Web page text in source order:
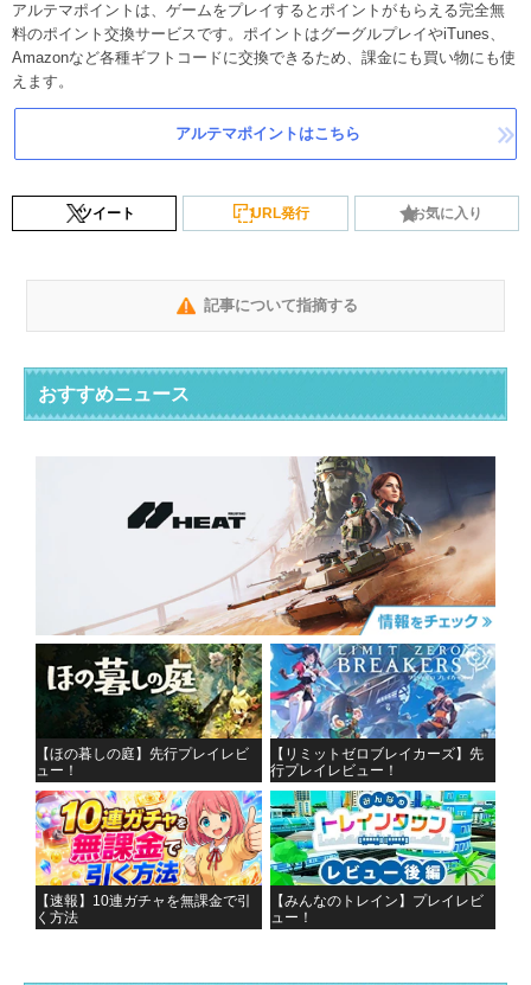
アルテマポイントは、ゲームをプレイするとポイントがもらえる完全無
料のポイント交換サービスです。ポイントはグーグルプレイやiTunes、
Amazonなど各種ギフトコードに交換できるため、課金にも買い物にも使
えます。
アルテマポイントはこちら
ツイート URL発行 お気に入り
記事について指摘する
おすすめニュース
【ほの暮しの庭】先行プレイレビ
ュー！
【リミットゼロブレイカーズ】先
行プレイレビュー！
【速報】10連ガチャを無課金で引
く方法
【みんなのトレイン】プレイレビ
ュー！